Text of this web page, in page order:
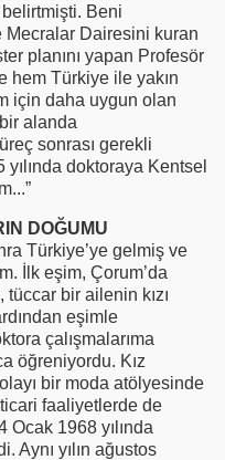
belirtmişti. Beni
Mecralar Dairesini kuran
planını yapan Profesör
hem Türkiye ile yakın
için daha uygun olan
alanda
sonrası gerekli
doktoraya Kentsel
DOĞUMU
Türkiye’ye gelmiş ve
İlk eşim, Çorum’da
bir ailenin kızı
eşimle
çalışmalarıma
öğreniyordu. Kız
bir moda atölyesinde
ticari faaliyetlerde de
Ocak 1968 yılında
Aynı yılın ağustos